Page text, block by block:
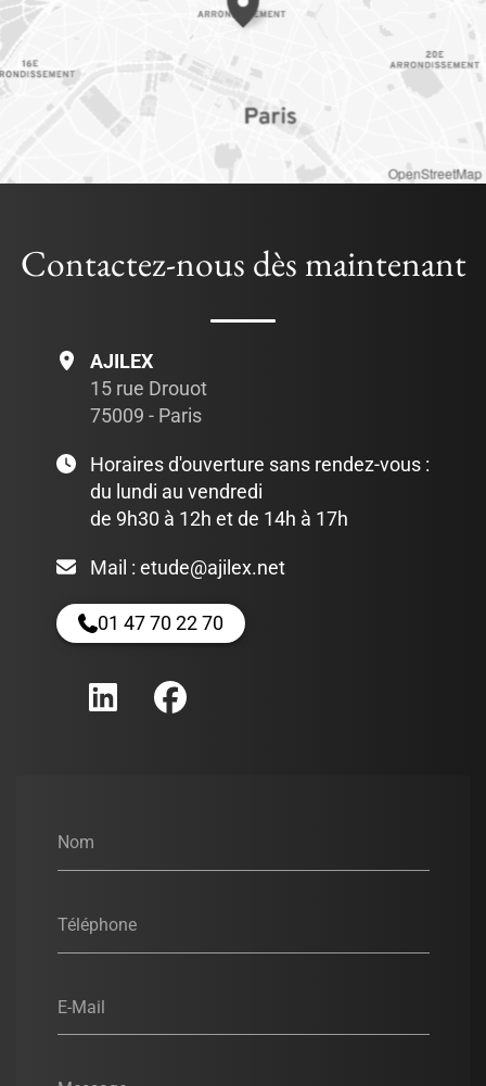
OpenStreetMap
Contactez-nous dès maintenant
Nom
Téléphone
E-Mail
AJILEX
15 rue Drouot
75009 - Paris
Horaires d'ouverture sans rendez-vous :
du lundi au vendredi
de 9h30 à 12h et de 14h à 17h
Mail : etude@ajilex.net
01 47 70 22 70